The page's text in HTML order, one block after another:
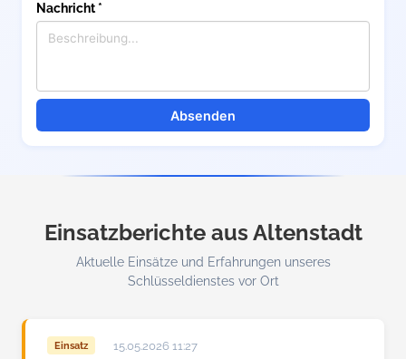
Nachricht *
Absenden
Einsatzberichte aus Altenstadt
Aktuelle Einsätze und Erfahrungen unseres
Schlüsseldienstes vor Ort
Einsatz 15.05.2026 11:27